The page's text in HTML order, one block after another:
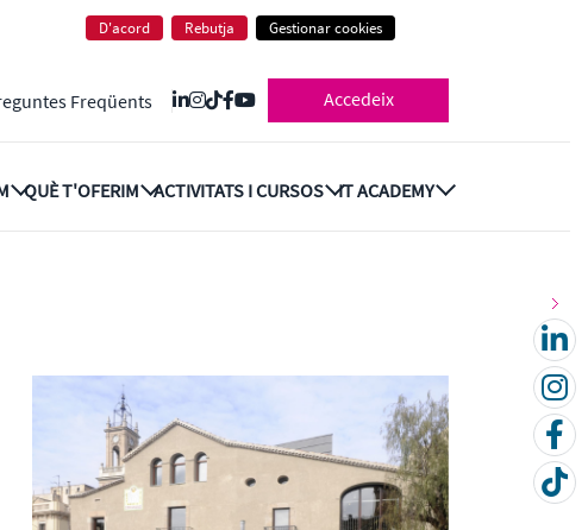
D'acord Rebutja Gestionar cookies
Freqüents Accedeix
QUÈ T'OFERIM ACTIVITATS I CURSOS IT ACADEMY